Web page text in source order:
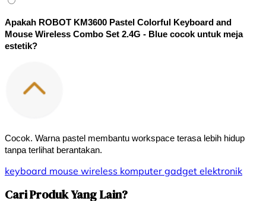
Apakah ROBOT KM3600 Pastel Colorful Keyboard and
Mouse Wireless Combo Set 2.4G - Blue cocok untuk meja
estetik?
Cocok. Warna pastel membantu workspace terasa lebih hidup
tanpa terlihat berantakan.
keyboard mouse wireless komputer gadget elektronik
Cari Produk Yang Lain?